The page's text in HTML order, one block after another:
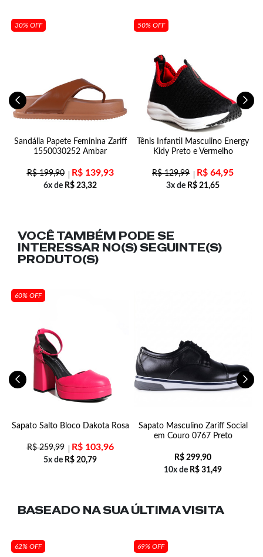
30% OFF
Sandália Papete Feminina Zariff
1550030252 Ambar
R$199,90 R$139,93
6x de R$ 23,32
50% OFF
Tênis Infantil Masculino Energy
Kidy Preto e Vermelho
R$129,99 R$ 64,95
3x de R$ 21,65
VOCÊ TAMBÉM PODE SE
INTERESSAR NO(S) SEGUINTE(S)
PRODUTO(S)
60% OFF
Sapato Salto Bloco Dakota Rosa
R$259,99 R$103,96
5x de R$ 20,79
Sapato Masculino Zariff Social
em Couro 0767 Preto
R$ 299,90
10x de R$ 31,49
BASEADO NA SUAÚLTIMA VISITA
62% OFF 69% OFF